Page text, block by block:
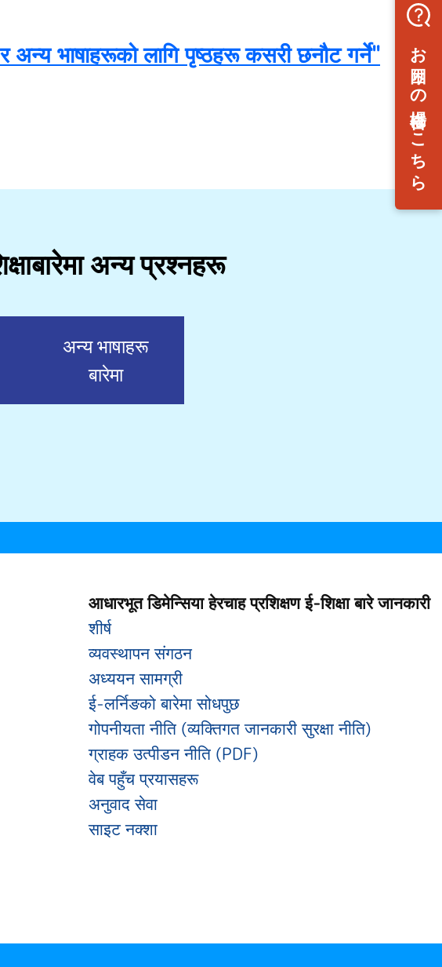
भाषाहरूको लागि पृष्ठहरू कसरी छनौट गर्ने"
बारेमा अन्य प्रश्नहरू
अन्य भाषाहरू
बारेमा
आधारभूत डिमेन्सिया हेरचाह प्रशिक्षण ई-शिक्षा बारे जानकारी
शीर्ष
व्यवस्थापन संगठन
अध्ययन सामग्री
ई-लर्निङको बारेमा सोधपुछ
गोपनीयता नीति (व्यक्तिगत जानकारी सुरक्षा नीति)
ग्राहक उत्पीडन नीति (PDF)
वेब पहुँच प्रयासहरू
अनुवाद सेवा
साइट नक्शा